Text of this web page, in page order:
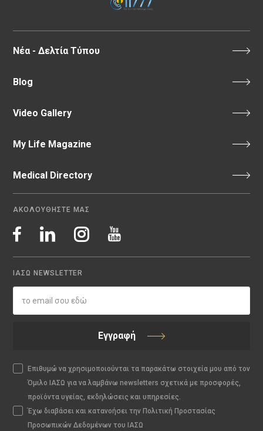
Νέα - Δελτία Τύπου
Blog
Video Gallery
My Life Magazine
Medical Directory
ΑΚΟΛΟΥΘΗΣΤΕ ΜΑΣ
ΙΑΣΩ NEWSLETTER
Εγγραφή
Επιθυμώ να χρησιμοποιούνται τα παρακάτω στοιχεία μου από τον
Όμιλο ΙΑΣΩ για να λαμβάνω newsletters σχετικά με προσφορές,
προϊόντα υγείας, εκδηλώσεις και υπηρεσίες.
Έχω διαβάσει και κατανοήσει την Πολιτική Προστασίας
Προσωπικών Δεδομένων του ΙΑΣΩ